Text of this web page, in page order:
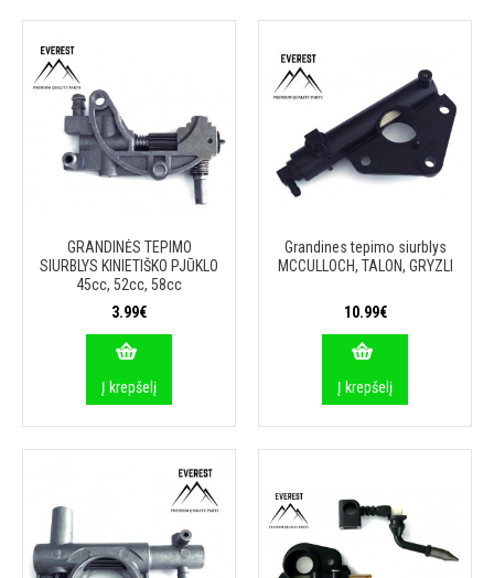
GRANDINĖS TEPIMO
SIURBLYS KINIETIŠKO PJŪKLO
45cc, 52cc, 58cc
3.99€
Į krepšelį
Grandines tepimo siurblys
MCCULLOCH, TALON, GRYZLI
10.99€
Į krepšelį